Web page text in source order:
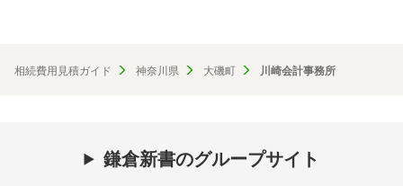
相続費用見積ガイド 神奈川県 大磯町 川崎会計事務所
鎌倉新書のグループサイト